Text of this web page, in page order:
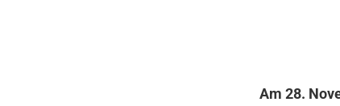
Am 28.